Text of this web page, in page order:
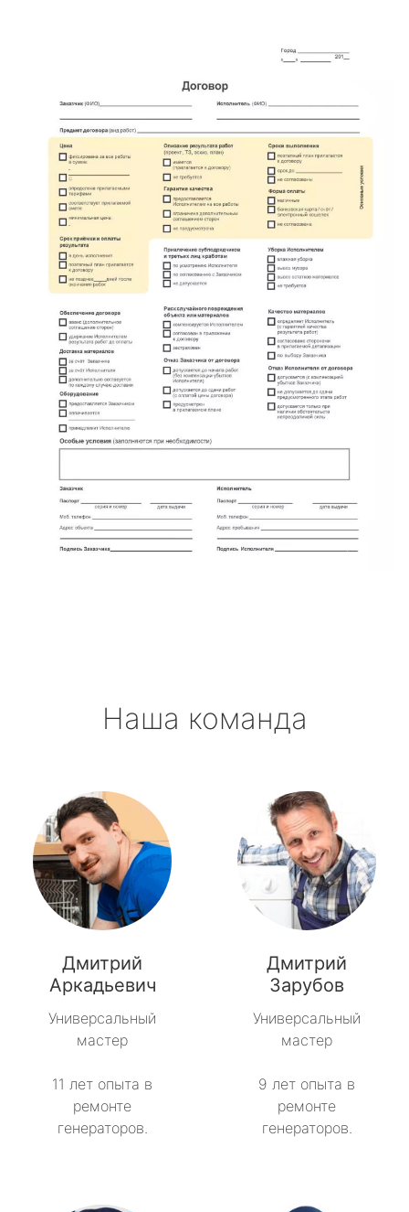
Наша команда
Дмитрий
Аркадьевич
Универсальный
мастер
11 лет опыта в
ремонте
генераторов.
Дмитрий
Зарубов
Универсальный
мастер
9 лет опыта в
ремонте
генераторов.